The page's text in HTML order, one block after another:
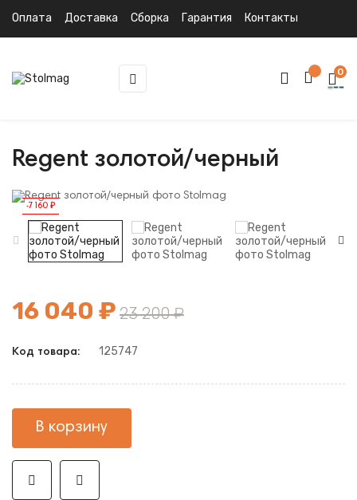
Оплата Доставка Сборка Гарантия Контакты
Toggle
navigation
☰ 0
Regent золотой/черный
-7 160 ₽
16 040 ₽ 23 200 ₽
Код товара: 125747
В корзину